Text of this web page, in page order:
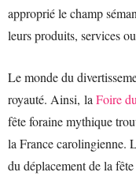
approprié le champ
leurs produits, services
Le monde du
royauté. Ainsi, la Foire
fête foraine mythique
la France carolingienne.
du déplacement de la